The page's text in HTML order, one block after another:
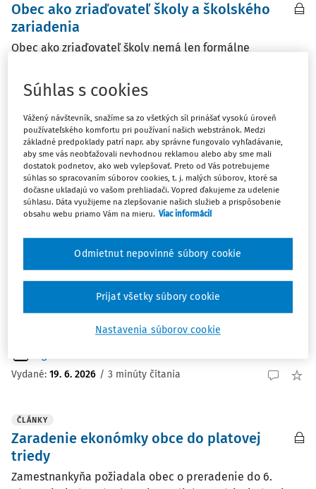
Obec ako zriaďovateľ školy a školského
zariadenia
Obec ako zriaďovateľ školy nemá len formálne
môže ľahko dôjsť k nejasnostiam. Článok približuje
najdôležitejšie pravidlá pri zriaďovaní, správe a
financovaní škôl a školských zariadení a ukazuje, kde si ...
Ing. Ingrid Konečná Veverková
Vydané:19. 6. 2026 / 15 minút čítania
ČLÁNKY
Zverejňovanie dohody o zabezpečení
trestu povinnej práce
Na mesto nám chodia na podpis „dohody o zabezpečení
trestu povinnej práce“ uzatvorené v súlade s
ustanovením § 4 ods. 2 zákona č. 528/2005 Z.z. o výkone
trestu povinnej práce a o doplnení zákona č. 5/2004 Z.z.
o službách zamestnanosti. Vedie sa u nás už ...
Vydané: 19. 6. 2026 / 3 minúty čítania
ČLÁNKY
Zaradenie ekonómky obce do platovej
triedy
Zamestnankyňa požiadala obec o preradenie do 6.
Súhlas s cookies
Vážený návštevník, snažíme sa zo všetkých síl prinášať vysokú úroveň
používateľského komfortu pri používaní našich webstránok. Medzi
základné predpoklady patrí napr. aby správne fungovalo vyhľadávanie,
aby sme vás neobťažovali nevhodnou reklamou alebo aby sme mali
dostatok podnetov, ako web vylepšovať. Preto od Vás potrebujeme
súhlas so spracovaním súborov cookies, t. j. malých súborov, ktoré sa
dočasne ukladajú vo vašom prehliadači. Vopred ďakujeme za udelenie
súhlasu. Dáta využijeme na zlepšovanie našich služieb a prispôsobenie
obsahu webu priamo Vám na mieru. Viac informácií
Nastavenia súborov cookie
Odmietnut nepovinné súbory cookie
Prijať všetky súbory cookie